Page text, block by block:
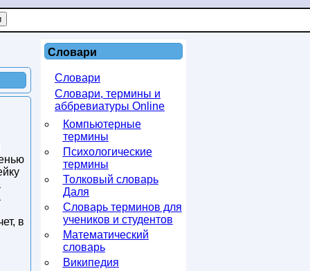
в
Словари
Словари
Словари, термины и
аббревиатуры Online
Компьютерные
термины
Психологические
термины
Толковый словарь
Даля
Словарь терминов для
учеников и студентов
Математический
словарь
Википедия